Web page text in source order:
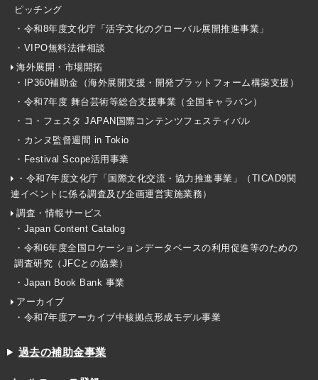
ピッチング
・令和8年度文化庁「活字文化のグローバル展開推進事業」
・VIPO無料法律相談
海外展開・市場開拓
・IP360補助金（海外展開支援・開発プラットフォーム構築支援）
・令和7年度 舞台芸術等総合支援事業（全国キャラバン）
・コ・フェスタ JAPAN国際コンテンツフェスティバル
・カンヌ監督週間 in Tokio
・Festival Scope活用事業
・令和7年度文化庁「国際文化交流・協力推進事業」（TICAD9関
連イベントに係る調査及び企画運営実施業務）
調査・情報サービス
・Japan Content Catalog
・令和6年度全国ロケーションデータベースの利用促進等のための
調査研究（JFCとの協業）
・Japan Book Bank 事業
アーカイブ
・令和7年度アーカイブ中核拠点形成モデル事業
過去の補助金事業